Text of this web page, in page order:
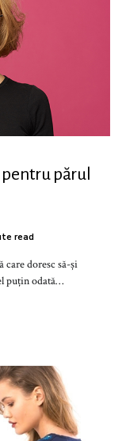
părul
read
doresc să-și
puțin odată…